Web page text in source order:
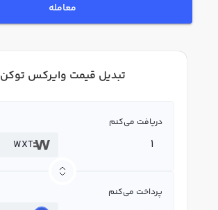
معامله
تبدیل قیمت وایرکس توکن
دریافت می‌کنم
WXT
پرداخت می‌کنم